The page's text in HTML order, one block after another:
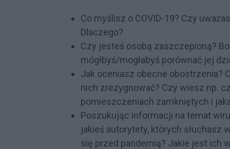
Co myślisz o COVID-19? Czy
Dlaczego?
Czy jesteś osobą zaszczepioną?
mógłbyś/mogłabyś porównać jej
Jak oceniasz obecne obostrzenia?
nich zrezygnować? Czy wiesz np.
pomieszczeniach zamkniętych i
Poszukując informacji na temat
jakieś autorytety, których słuchasz
się przed pandemią? Jakie jest ich